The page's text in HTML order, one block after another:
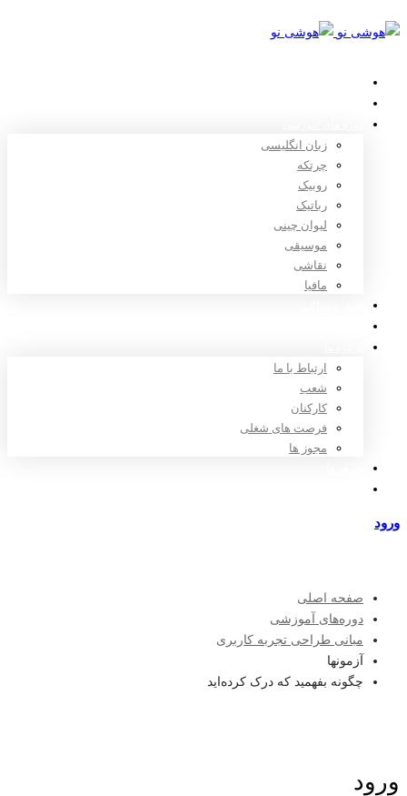
زبان انگلیسی
چرتکه
روبیک
رباتیک
لیوان چینی
موسیقی
نقاشی
مافیا
ارتباط با ما
شعب
کارکنان
فرصت های شغلی
مجوز ها
ورود
صفحه اصلی
دوره‌های آموزشی
مبانی طراحی تجربه کاربری
آزمونها
چگونه بفهمید که درک کرده‌اید
ورود